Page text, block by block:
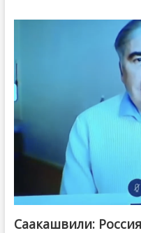
Саакашвили: